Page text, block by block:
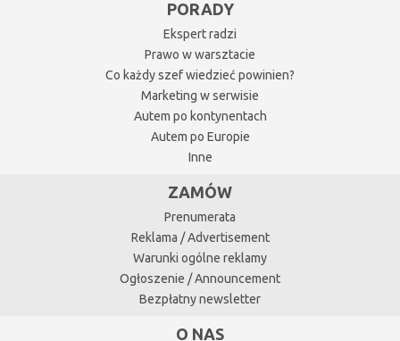
PORADY
Ekspert radzi
Prawo w warsztacie
Co każdy szef wiedzieć powinien?
Marketing w serwisie
Autem po kontynentach
Autem po Europie
Inne
ZAMÓW
Prenumerata
Reklama / Advertisement
Warunki ogólne reklamy
Ogłoszenie / Announcement
Bezpłatny newsletter
O NAS